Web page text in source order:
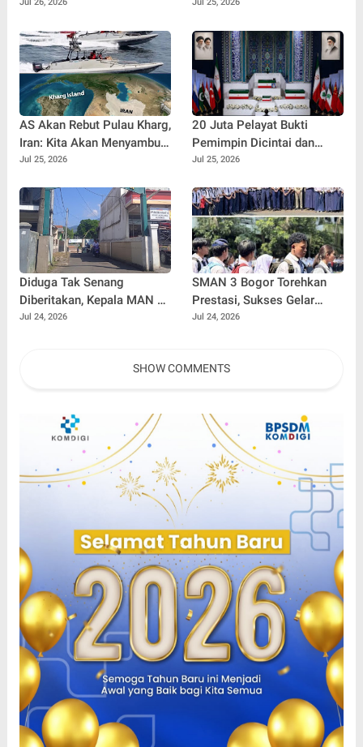
Kepala Desa Gelar Gotong
Tentara Gugur, Satu Hilang
AS Akan Rebut Pulau Kharg,
Iran: Kita Akan Menyambut
TEHERAN
Jul 25, 2026
20 Juta Pelayat Bukti
Pemimpin Dicintai dan
Selalu Didoakan
Jul 25, 2026
Diduga Tak Senang
Diberitakan, Kepala MAN 4
Cijeruk Blokir Nomor
Jul 24, 2026
SMAN 3 Bogor Torehkan
Prestasi, Sukses Gelar
MPLS Berbasis Ekologi dan
Provinsi
Jul 24, 2026
SHOW COMMENTS